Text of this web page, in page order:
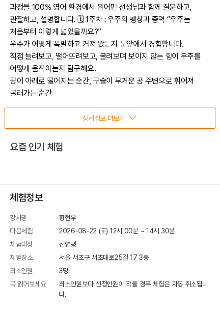
과정을 100% 영어 환경에서 원어민 선생님과 함께 질문하고,
관찰하고, 설명합니다. 🗓️ 1주차 : 우주의 팽창과 중력 “우주는
처음부터 이렇게 넓었을까요?”
우주가 어떻게 폭발하고 커져 왔는지 눈앞에서 경험합니다.
직접 늘려보고, 떨어뜨려보고, 굴려보며 보이지 않는 힘이 우주를
어떻게 움직이는지 탐구해요.
공이 아래로 떨어지는 순간, 구슬이 무거운 공 주변으로 휘어져
굴러가는 순간
우리가 존재하는 우주를 이해합니다. ☑️ 주요 활동 - 우주 빅뱅 실험
- 중력 낙하 실험
- 중력장 실험 🗓️ 2주차 : 태양계 탐험 “수금지화목토천해, 왜 누구는
작고, 누구는 거대할까요?”
우주 탐정이 된 것처럼 행성을 비교하고 분류하며, 거대한 우주
지도라는 것을 느껴요.
붉은 화성, 고리를 가진 토성, 거대한 목성을 비교하고 표현하면서
태양계 행성을 탐구합니다. ☑️ 주요 활동 - 태양계 행성 특징 관찰
- 행성 분류 미션
- 행성 크기 비교 활동
반짝이는 별들이 모여 만든 거대한 은하, 밤하늘의 별자리가 만드는
상세정보 더보기
요즘 인기 체험
체험정보
강사명
황현우
다음체험
2026-08-22 (토) 12시 00분~ 14시 30분
체험대상
전연령
체험장소
서울 서초구 서초대로25길 17 3층
최소인원
3명
꼭 읽어보세요
최소인원보다 신청인원이 적을 경우 체험은 자동 취소됩니
다.